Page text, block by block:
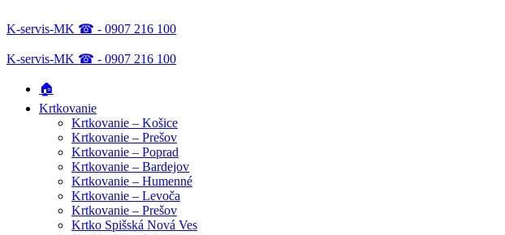
K-servis-MK ☎ - 0907 216 100
K-servis-MK ☎ - 0907 216 100
🏠
Krtkovanie
Krtkovanie – Košice
Krtkovanie – Prešov
Krtkovanie – Poprad
Krtkovanie – Bardejov
Krtkovanie – Humenné
Krtkovanie – Levoča
Krtkovanie – Prešov
Krtko Spišská Nová Ves